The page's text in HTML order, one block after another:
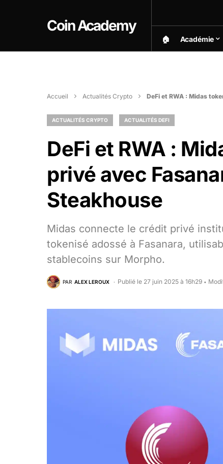
Coin Academy
🏠︎ Académie
Accueil Actualités Crypto DeFi et RWA : Midas
ACTUALITÉS CRYPTO ACTUALITÉS DEFI
DeFi et RWA :
privé avec
Steakhouse
Midas connecte le crédit privé
tokenisé adossé à Fasanara,
stablecoins sur Morpho.
PAR ALEX LEROUX Publié le 27 juin 2025 à 16h29 •